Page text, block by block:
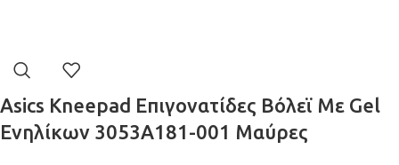
Asics Kneepad Επιγονατίδες Βόλεϊ Με Gel
Ενηλίκων 3053A181-001 Μαύρες